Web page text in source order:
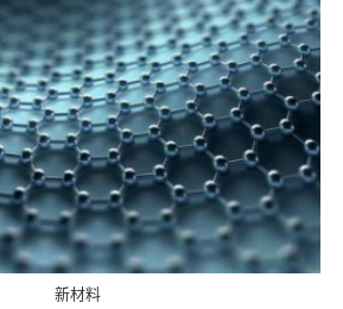
新材料